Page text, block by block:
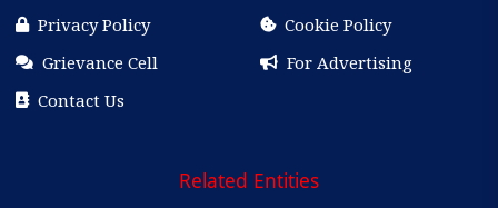
Privacy Policy
Cookie Policy
Grievance Cell
For Advertising
Contact Us
Related Entities